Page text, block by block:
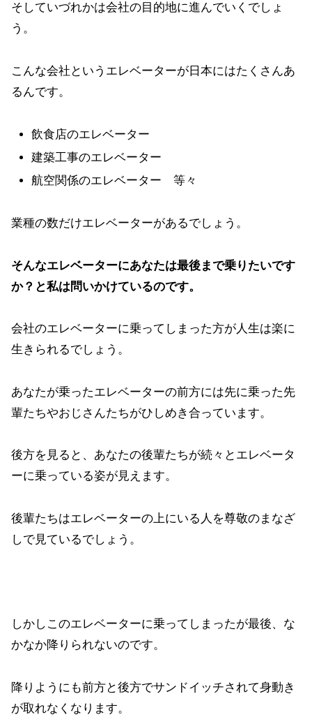
そしていづれかは会社の目的地に進んでいくでしょ
う。
こんな会社というエレベーターが日本にはたくさんあ
るんです。
飲食店のエレベーター
建築工事のエレベーター
航空関係のエレベーター 等々
業種の数だけエレベーターがあるでしょう。
そんなエレベーターにあなたは最後まで乗りたいです
か？と私は問いかけているのです。
会社のエレベーターに乗ってしまった方が人生は楽に
生きられるでしょう。
あなたが乗ったエレベーターの前方には先に乗った先
輩たちやおじさんたちがひしめき合っています。
後方を見ると、あなたの後輩たちが続々とエレベータ
ーに乗っている姿が見えます。
後輩たちはエレベーターの上にいる人を尊敬のまなざ
しで見ているでしょう。
しかしこのエレベーターに乗ってしまったが最後、な
かなか降りられないのです。
降りようにも前方と後方でサンドイッチされて身動き
が取れなくなります。